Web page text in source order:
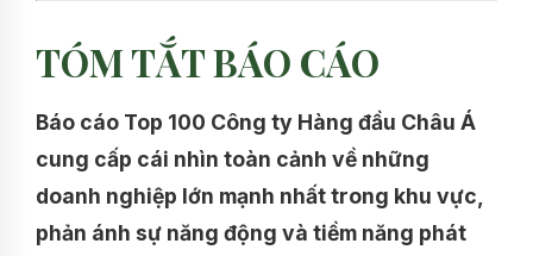
TÓM TẮT BÁO CÁO
Báo cáo Top 100 Công ty Hàng đầu Châu Á
cung cấp cái nhìn toàn cảnh về những
doanh nghiệp lớn mạnh nhất trong khu vực,
phản ánh sự năng động và tiềm năng phát